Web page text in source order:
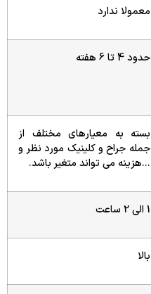
معمولا ندارد
حدود 4 تا 6 هفته
بسته به معیارهای مختلف از
جمله جراح و کلینیک مورد نظر و
…هزینه می تواند متغیر باشد.
1 الی 2 ساعت
بالا